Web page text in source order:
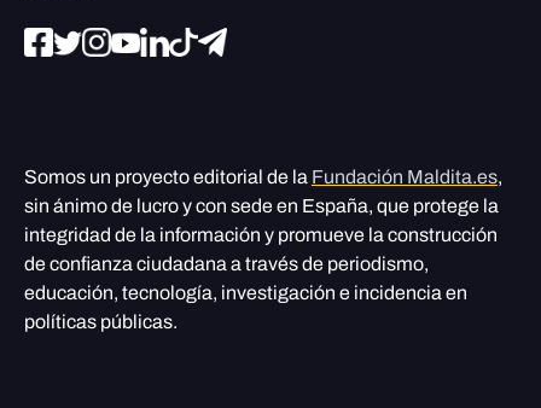
Somos un proyecto editorial de la Fundación Maldita.es,
sin ánimo de lucro y con sede en España, que protege la
integridad de la información y promueve la construcción
de confianza ciudadana a través de periodismo,
educación, tecnología, investigación e incidencia en
políticas públicas.